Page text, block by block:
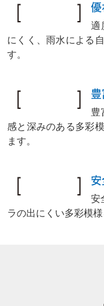
優
適
にくく、雨水による
す。
豊
豊
感と深みのある多彩
ます。
安
安
ラの出にくい多彩模様